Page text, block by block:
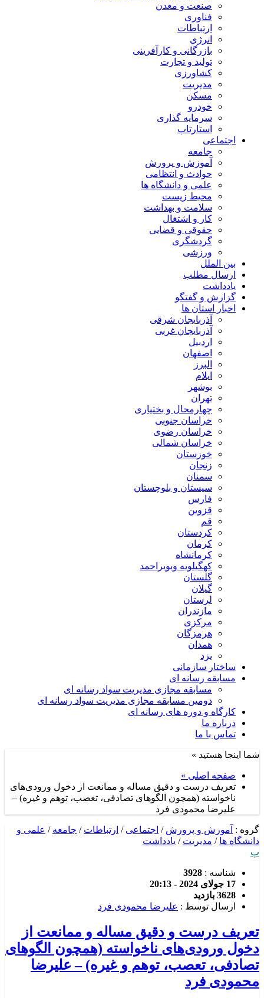
صنعت و معدن
فناوری
ارتباطات
انرژی
بازرگانی و کارآفرینی
تولید و تجارت
کشاورزی
مدیریت
مسکن
خودرو
سرمایه گذاری
استارتاپ
اجتماعی
جامعه
آموزش و پرورش
حوادث و انتظامی
علمی و دانشگاه ها
محیط زیست
سلامت و بهداشت
کار و اشتغال
حقوقی و قضایی
گردشگری
ورزشی
بین الملل
ارسال مطلب
یادداشت
گزارش و گفتگو
اخبار استان ها
آذربایجان شرقی
آذربایجان غربی
اردبیل
اصفهان
البرز
ایلام
بوشهر
تهران
چهارمحال و بختیاری
خراسان جنوبی
خراسان رضوی
خراسان شمالی
خوزستان
زنجان
سمنان
سیستان و بلوچستان
فارس
قزوین
قم
کردستان
کرمان
کرمانشاه
کهگیلویه وبویراحمد
گلستان
گیلان
لرستان
مازندران
مرکزی
هرمزگان
همدان
یزد
ساختار سازمانی
مسابقه رسانه ای
مسابقه مجازی مدیریت سواد رسانه ای
دومین مسابقه مجازی مدیریت سواد رسانه ای
کارگاه و دوره های رسانه ای
درباره ما
تماس با ما
شما اینجا هستید »
صفحه اصلی »
تعریف درست و دقیق مساله و ممانعت از دخول ورودی‌های
ناخواسته (همچون الگوهای تصادفی، تعصب، توهم و غیره) –
علیرضا محمودی فرد
گروه : آموزش و پرورش / اجتماعی / ارتباطات / جامعه / علمی و
دانشگاه ها / مدیریت / یادداشت
پ
شناسه : 3928
17 جولای 2024 - 20:13
3628 بازدید
ارسال توسط : علیرضا محمودی فرد
تعریف درست و دقیق مساله و ممانعت از
دخول ورودی‌های ناخواسته (همچون الگوهای
تصادفی، تعصب، توهم و غیره) – علیرضا
محمودی فرد